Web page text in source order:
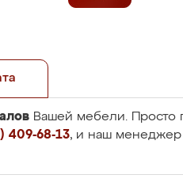
Вашей мебели. Просто
409-68-13, и наш менеджер